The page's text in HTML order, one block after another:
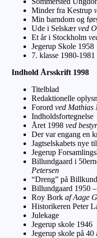
Minder fra Kestrup
Min barndom og
Ude i Selskærved
Et år i Stockholm
Jegerup Skole 1958
7. klasse 1980-1981
Indhold Årsskrift 1998
Titelblad
Redaktionelle
Forordved Mathias
Indholdsfortegnelse
Året 1998ved
Der var engang en
Jagtselskabets nye
Jegerup
Billundgaard i
Petersen
“Dreng” på
Billundgaard 1950
Roy Borkaf Aage
Historikeren Peter
Julekage
Jegerup skole 1946
Jegerup skole på